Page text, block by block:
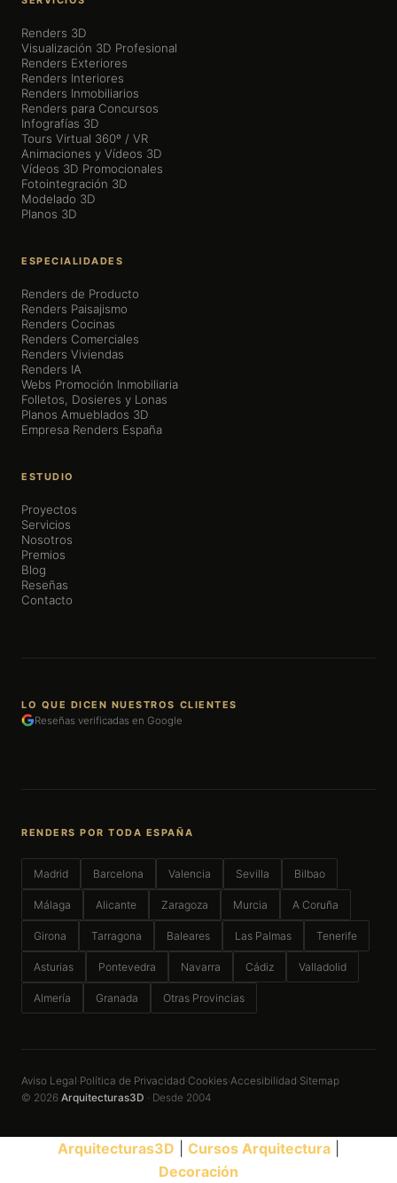
Renders 3D
Visualización 3D Profesional
Renders Exteriores
Renders Interiores
Renders Inmobiliarios
Renders para Concursos
Infografías 3D
Tours Virtual 360º / VR
Animaciones y Vídeos 3D
Vídeos 3D Promocionales
Fotointegración 3D
Modelado 3D
Planos 3D
ESPECIALIDADES
Renders de Producto
Renders Paisajismo
Renders Cocinas
Renders Comerciales
Renders Viviendas
Renders IA
Webs Promoción Inmobiliaria
Folletos, Dosieres y Lonas
Planos Amueblados 3D
Empresa Renders España
ESTUDIO
Proyectos
Servicios
Nosotros
Premios
Blog
Reseñas
Contacto
LO QUE DICEN NUESTROS CLIENTES
Reseñas verificadas en Google
RENDERS POR TODA ESPAÑA
Madrid Barcelona Valencia Sevilla Bilbao
Málaga Alicante Zaragoza Murcia A Coruña
Girona Tarragona Baleares Las Palmas Tenerife
Asturias Pontevedra Navarra Cádiz Valladolid
Almería Granada Otras Provincias
Aviso Legal·Política de Privacidad·Cookies·Accesibilidad·Sitemap
© 2026 Arquitecturas3D · Desde 2004
Arquitecturas3D Cursos Arquitectura
Decoración